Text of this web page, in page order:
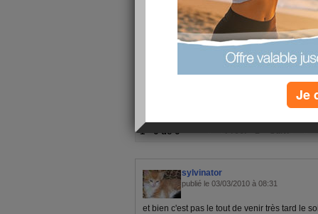
tempête à 6h30 alors pas dormi beauocup
bisosuouououos
1 - 6 de 6 « ‹ Préc. 1 Suiv. › »
sylvinator
publié le 03/03/2010 à 08:31
et bien c'est pas le tout de venir très tard le
Je